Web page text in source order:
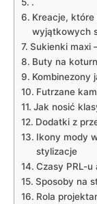
Kreacje, które
wyjątkowych
Sukienki maxi
Buty na
Kombinezony
Futrzane
Jak nosić
Dodatki z
Ikony mody
stylizacje
Czasy PRL-
Sposoby na
Rola